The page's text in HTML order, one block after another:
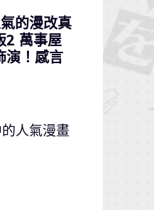
的漫改真
2 萬事屋
演！感言
的人氣漫畫